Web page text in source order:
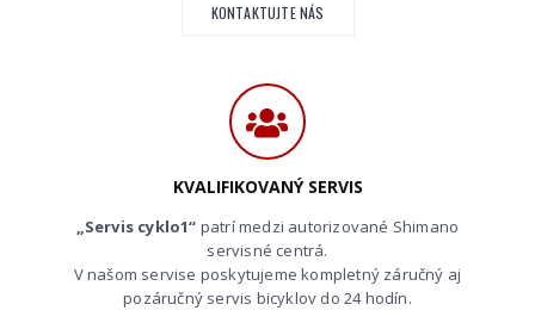
KONTAKTUJTE NÁS
KVALIFIKOVANÝ SERVIS
„Servis cyklo1“ patrí medzi autorizované Shimano
servisné centrá.
V našom servise poskytujeme kompletný záručný aj
pozáručný servis bicyklov do 24 hodín.